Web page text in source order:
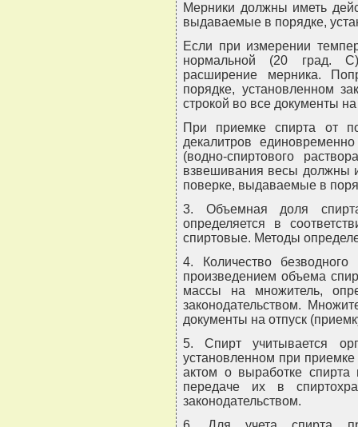
Мерники должны иметь
выдаваемые в порядке,
Если при измерении
нормальной (20 град.
расширение мерника.
порядке, установленном
строкой во все документы
При приемке спирта от
декалитров
(водно-спиртового
взвешивания весы должны
поверке, выдаваемые в
3. Объемная доля
определяется в
спиртовые. Методы
4. Количество
произведением объема
массы на множитель,
законодательством.
документы на отпуск
5. Спирт учитывается
установленном при
актом о выработке спирта
передаче их в
законодательством.